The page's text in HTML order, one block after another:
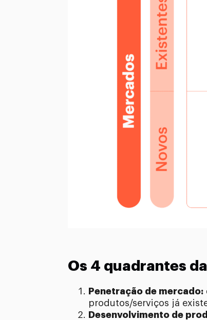
Os 4 quadrantes
Penetração de mercado:
produtos/serviços já
Desenvolvimento de